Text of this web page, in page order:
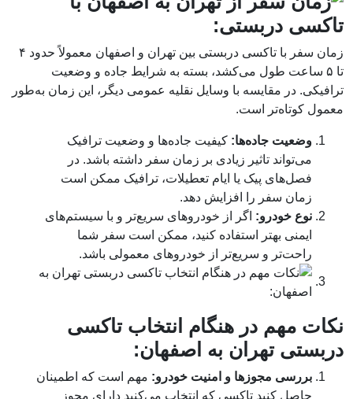
زمان سفر با تاکسی دربستی بین تهران و اصفهان معمولاً حدود ۴
تا ۵ ساعت طول می‌کشد، بسته به شرایط جاده و وضعیت
ترافیکی. در مقایسه با وسایل نقلیه عمومی دیگر، این زمان به‌طور
معمول کوتاه‌تر است.
وضعیت جاده‌ها:کیفیت جاده‌ها و وضعیت ترافیک
می‌تواند تاثیر زیادی بر زمان سفر داشته باشد. در
فصل‌های پیک یا ایام تعطیلات، ترافیک ممکن است
زمان سفر را افزایش دهد.
نوع خودرو:اگر از خودروهای سریع‌تر و با سیستم‌های
ایمنی بهتر استفاده کنید، ممکن است سفر شما
راحت‌تر و سریع‌تر از خودروهای معمولی باشد.
نکات مهم در هنگام انتخاب تاکسی
دربستی تهران به اصفهان:
بررسی مجوزها و امنیت خودرو:مهم است که اطمینان
حاصل کنید تاکسی که انتخاب می‌کنید دارای مجوز